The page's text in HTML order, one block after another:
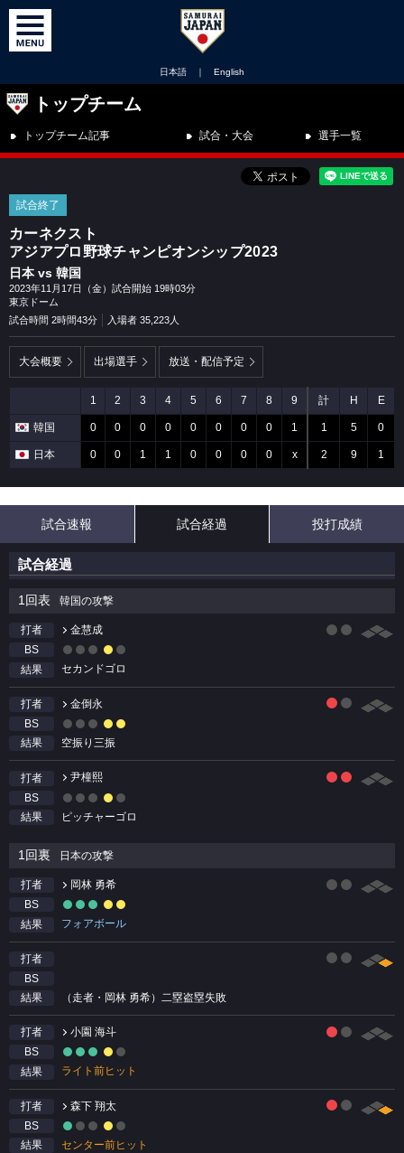
日本語 ｜ English
トップチーム
トップチーム記事 試合・大会 選手一覧
試合終了
カーネクスト
アジアプロ野球チャンピオンシップ2023
日本 vs 韓国
2023年11月17日（金）試合開始 19時03分
東京ドーム
試合時間 2時間43分
入場者 35,223人
大会概要 出場選手 放送・配信予定
1 2 3 4 5 6 7 8 9 計 H E
韓国 0 0 0 0 0 0 0 0 1 1 5 0
日本 0 0 1 1 0 0 0 0 x 2 9 1
試合速報 試合経過 投打成績
試合経過
1回表 韓国の攻撃
打者
金慧成
BS
結果
セカンドゴロ
打者
金倒永
BS
結果
空振り三振
打者
尹橦熙
BS
結果
ピッチャーゴロ
1回裏 日本の攻撃
打者
岡林 勇希
BS
結果
フォアボール
打者
BS
結果
（走者・岡林 勇希）二塁盗塁失敗
打者
小園 海斗
BS
結果
ライト前ヒット
打者
森下 翔太
BS
結果
センター前ヒット